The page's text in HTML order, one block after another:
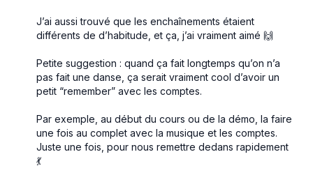
J’ai aussi trouvé que les enchaînements étaient
différents de d’habitude, et ça, j’ai vraiment aimé 🙌
Petite suggestion : quand ça fait longtemps qu’on n’a
pas fait une danse, ça serait vraiment cool d’avoir un
petit “remember” avec les comptes.
Par exemple, au début du cours ou de la démo, la faire
une fois au complet avec la musique et les comptes.
Juste une fois, pour nous remettre dedans rapidement
💃